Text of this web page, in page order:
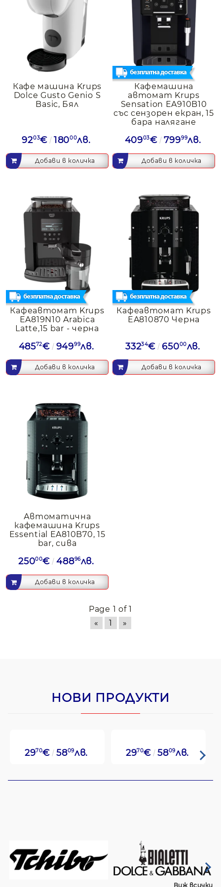
https://www.krups.com
Кафе машина Krups
Dolce Gusto Genio S
Basic, Бял
9203€ 18000лв.
Кафемашина
автомат Krups
Sensation EA910B10
със сензорен екран, 15
бара налягане
40903€ 79999лв.
Кафеавтомат Krups
EA819N10 Arabica
Latte,15 bar - черна
48572€ 94999лв.
Кафеавтомат Krups
EA810870 Черна
33234€ 65000лв.
Автоматична
кафемашина Krups
Essential EA810B70, 15
bar, сива
25000€ 48896лв.
Page 1 of 1
«
1 »
НОВИ ПРОДУКТИ
2970€ 5809лв. 2970€ 5809лв.
Виж всички